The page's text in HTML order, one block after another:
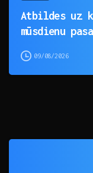
Atbildes uz
mūsdienu
09/08/2026